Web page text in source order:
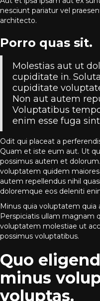
nesciunt pariatur vel
architecto.
Porro quas sit.
Molestias aut ut
cupiditate in.
cupiditate
Non aut autem
Voluptatibus
enim esse fuga
Odit qui placeat a
Quam et iste eum aut. Ut
possimus autem et
voluptatem quidem
autem repellendus nihil
doloremque eos deleniti
Minus quia voluptatem
Perspiciatis ullam magnam
voluptatem molestiae ut
possimus voluptatibus.
Quo
minus
voluptas.